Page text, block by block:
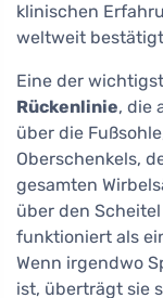
klinischen
weltweit
Eine der
Rückenlinie, die
über die
Oberschenkels,
gesamten
über den
funktioniert als
Wenn irgendwo
ist, überträgt sie